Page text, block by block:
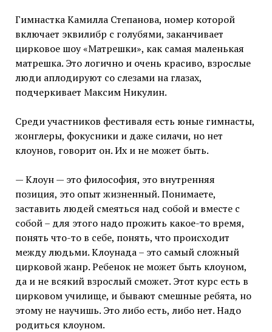
Гимнастка Камилла Степанова, номер которой
включает эквилибр с голубями, заканчивает
цирковое шоу «Матрешки», как самая маленькая
матрешка. Это логично и очень красиво, взрослые
люди аплодируют со слезами на глазах,
подчеркивает Максим Никулин.
Среди участников фестиваля есть юные гимнасты,
жонглеры, фокусники и даже силачи, но нет
клоунов, говорит он. Их и не может быть.
— Клоун — это философия, это внутренняя
позиция, это опыт жизненный. Понимаете,
заставить людей смеяться над собой и вместе с
собой – для этого надо прожить какое-то время,
понять что-то в себе, понять, что происходит
между людьми. Клоунада – это самый сложный
цирковой жанр. Ребенок не может быть клоуном,
да и не всякий взрослый сможет. Этот курс есть в
цирковом училище, и бывают смешные ребята, но
этому не научишь. Это либо есть, либо нет. Надо
родиться клоуном.